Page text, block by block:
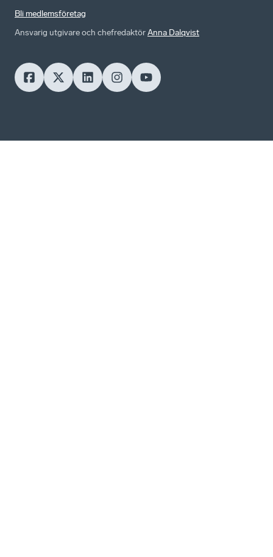
Bli medlemsföretag
Ansvarig utgivare och chefredaktörAnna Dalqvist